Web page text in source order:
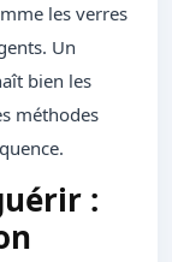
les verres
Un
bien les
méthodes
: